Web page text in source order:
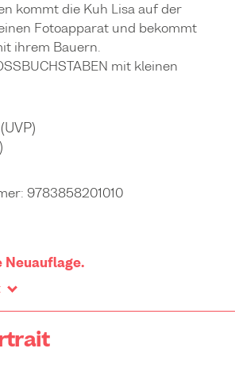
kommt die Kuh Lisa auf der
Fotoapparat und bekommt
ihrem Bauern.
mit kleinen
9783858201010
Neuauflage.